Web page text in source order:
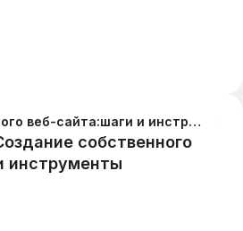
Создание собственного веб-сайта:шаги и инструменты